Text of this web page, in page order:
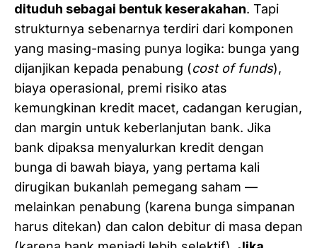
dituduh sebagai bentuk keserakahan. Tapi
strukturnya sebenarnya terdiri dari komponen
yang masing-masing punya logika: bunga yang
dijanjikan kepada penabung (cost of funds),
biaya operasional, premi risiko atas
kemungkinan kredit macet, cadangan kerugian,
dan margin untuk keberlanjutan bank. Jika
bank dipaksa menyalurkan kredit dengan
bunga di bawah biaya, yang pertama kali
dirugikan bukanlah pemegang saham —
melainkan penabung (karena bunga simpanan
harus ditekan) dan calon debitur di masa depan